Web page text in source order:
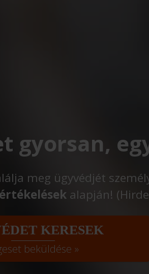
gyorsan,
meg ügyvédjét
alapján!
KERESEK
beküldése »